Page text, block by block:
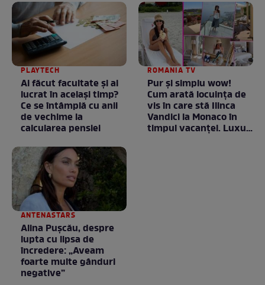
PLAYTECH
Ai făcut facultate și ai
lucrat în același timp?
Ce se întâmplă cu anii
de vechime la
calcularea pensiei
ROMANIA TV
Pur și simplu wow!
Cum arată locuința de
vis în care stă Ilinca
Vandici la Monaco în
timpul vacanței. Luxul
ANTENASTARS
Alina Pușcău, despre
lupta cu lipsa de
încredere: „Aveam
foarte multe gânduri
negative”